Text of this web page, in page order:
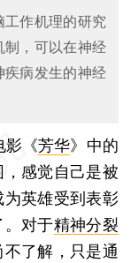
作机理的研究
，可以在神经
病发生的神经
影《芳华》中的
感觉自己是被
英雄受到表彰
。对于精神分裂
了解，只是通